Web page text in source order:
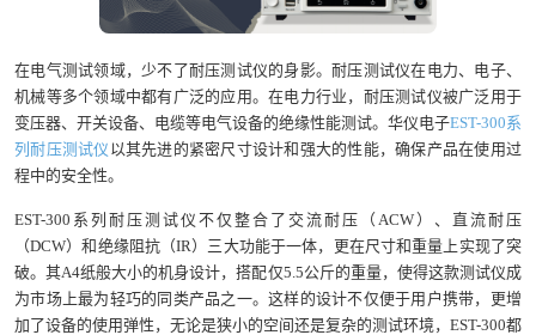
在电气测试领域，少不了耐压测试仪的身影。耐压测试仪在电力、电子、
机械等多个领域中都有广泛的应用。在电力行业，耐压测试仪被广泛用于
变压器、开关设备、电缆等电气设备的绝缘性能测试。华仪电子EST-300系
列耐压测试仪 以其先进的紧密尺寸设计和强大的性能，确保产品在使用过
程中的安全性。
EST-300系列耐压测试仪不仅整合了交流耐压（ACW）、直流耐压
（DCW）和绝缘阻抗（IR）三大功能于一体，更在尺寸和重量上实现了突
破。其A4纸般大小的机身设计，搭配仅5.5公斤的重量，使得这款测试仪成
为市场上最为轻巧的同类产品之一。这样的设计不仅便于用户携带，更增
加了设备的使用弹性，无论是狭小的空间还是复杂的测试环境，EST-300都